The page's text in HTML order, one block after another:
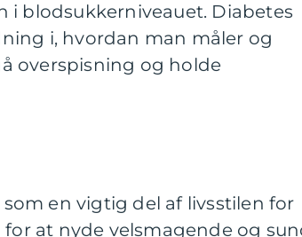
blodsukkerniveauet. Diabetes
i, hvordan man måler og
overspisning og holde
en vigtig del af livsstilen for
at nyde velsmagende og